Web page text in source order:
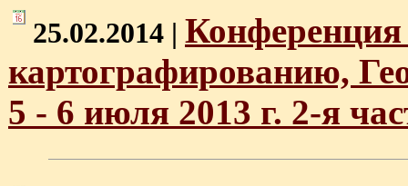
25.02.2014 | Конференция
картографированию,
5 - 6 июля 2013 г. 2-я